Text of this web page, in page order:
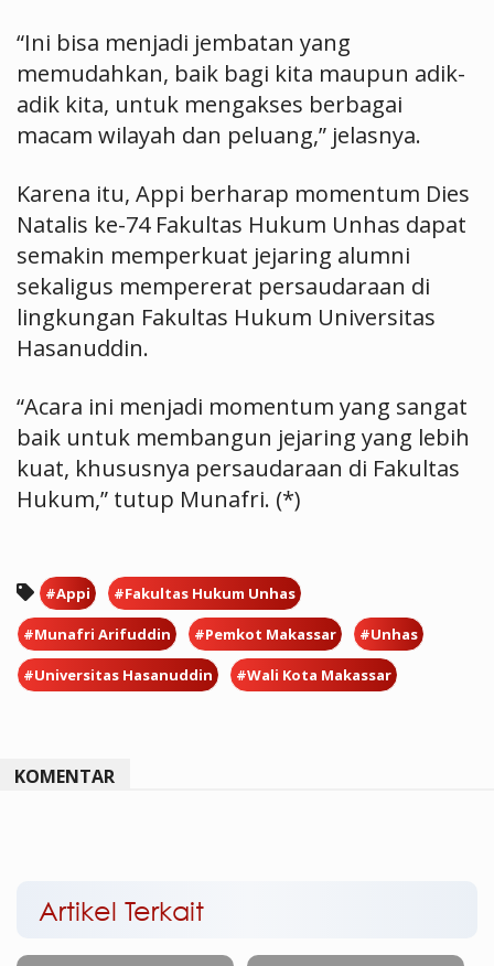
“Ini bisa menjadi jembatan yang
memudahkan, baik bagi kita maupun adik-
adik kita, untuk mengakses berbagai
macam wilayah dan peluang,” jelasnya.
Karena itu, Appi berharap momentum Dies
Natalis ke-74 Fakultas Hukum Unhas dapat
semakin memperkuat jejaring alumni
sekaligus mempererat persaudaraan di
lingkungan Fakultas Hukum Universitas
Hasanuddin.
“Acara ini menjadi momentum yang sangat
baik untuk membangun jejaring yang lebih
kuat, khususnya persaudaraan di Fakultas
Hukum,” tutup Munafri. (*)
#Appi #Fakultas Hukum Unhas
#Munafri Arifuddin #Pemkot Makassar #Unhas
#Universitas Hasanuddin #Wali Kota Makassar
KOMENTAR
Artikel Terkait